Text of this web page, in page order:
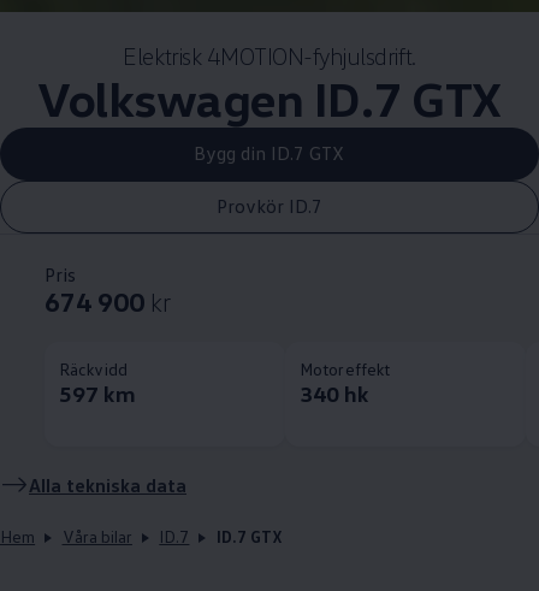
Elektrisk 4MOTION-fyhjulsdrift.
Volkswagen ID.7 GTX
Bygg din ID.7 GTX
Provkör ID.7
Pris
674 900 kr
Räckvidd
597 km
Motoreffekt
340 hk
Alla tekniska data
Hem Våra bilar ID.7 ID.7 GTX